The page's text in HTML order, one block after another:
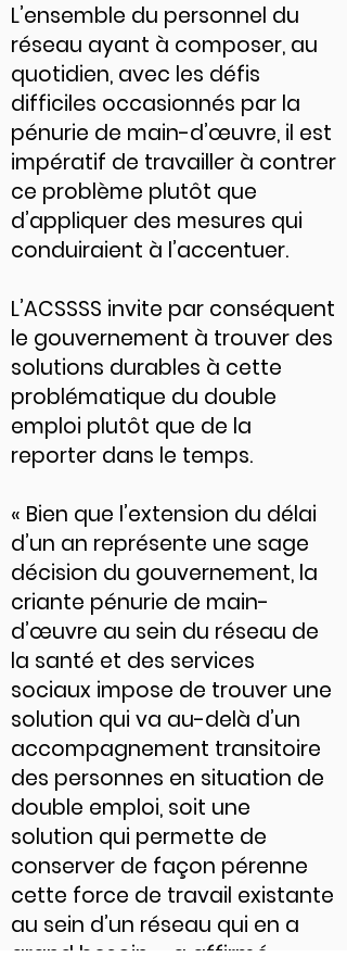
L’ensemble du personnel du
réseau ayant à composer, au
quotidien, avec les défis
difficiles occasionnés par la
pénurie de main-d’œuvre, il est
impératif de travailler à contrer
ce problème plutôt que
d’appliquer des mesures qui
conduiraient à l’accentuer.
L’ACSSSS invite par conséquent
le gouvernement à trouver des
solutions durables à cette
problématique du double
emploi plutôt que de la
reporter dans le temps.
« Bien que l’extension du délai
d’un an représente une sage
décision du gouvernement, la
criante pénurie de main-
d’œuvre au sein du réseau de
la santé et des services
sociaux impose de trouver une
solution qui va au-delà d’un
accompagnement transitoire
des personnes en situation de
double emploi, soit une
solution qui permette de
conserver de façon pérenne
cette force de travail existante
au sein d’un réseau qui en a
grand besoin », a affirmé